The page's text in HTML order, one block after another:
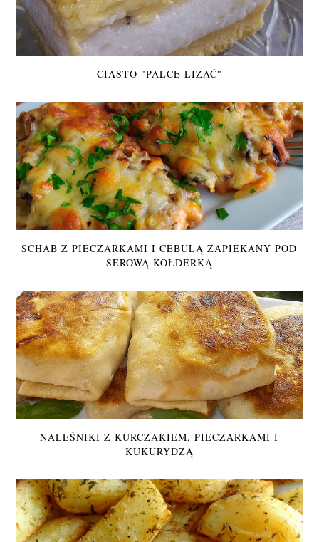
CIASTO "PALCE LIZAĆ"
SCHAB Z PIECZARKAMI I CEBULĄ ZAPIEKANY POD
SEROWĄ KOŁDERKĄ
NALEŚNIKI Z KURCZAKIEM, PIECZARKAMI I
KUKURYDZĄ